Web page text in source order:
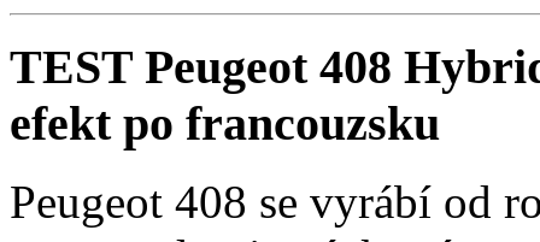
TEST Peugeot 408
efekt po francouzsku
Peugeot 408 se vyrábí od